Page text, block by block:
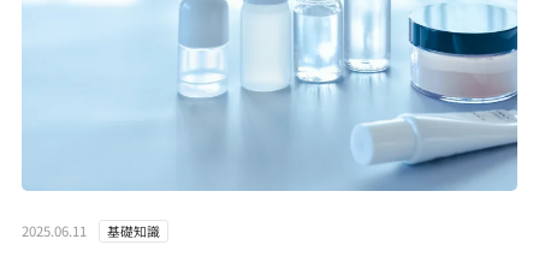
2025.06.11 基礎知識